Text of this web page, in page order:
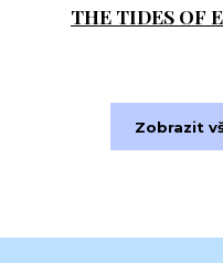
THE TIDES OF
Zobrazit